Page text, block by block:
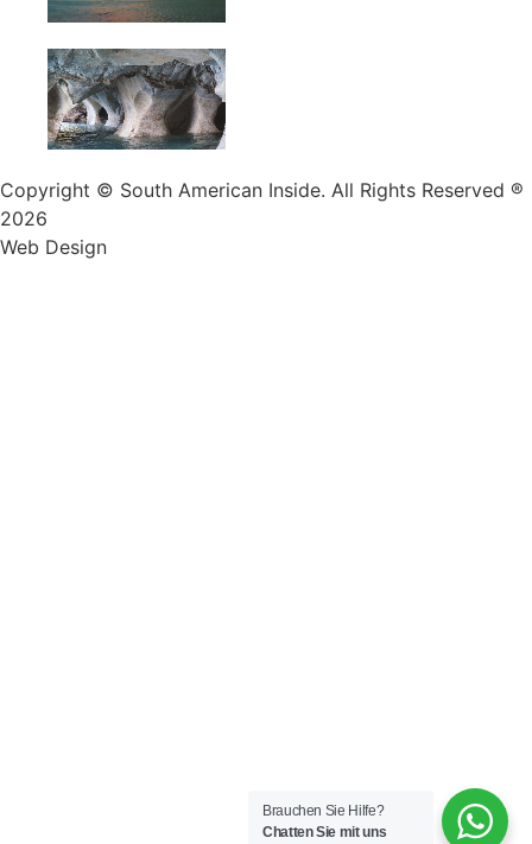
Copyright © South American Inside. All Rights Reserved ®
2026
Web Design
Brauchen Sie Hilfe?
Chatten Sie mit uns